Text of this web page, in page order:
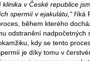
klinika v České republice
spermií v ejakulátu,“ říká
během kterého
odstranění
kdy se tento
je díky tomu v